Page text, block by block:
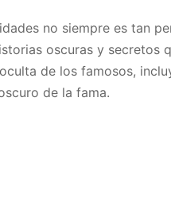
no siempre es tan
oscuras y secretos
de los famosos,
de la fama.